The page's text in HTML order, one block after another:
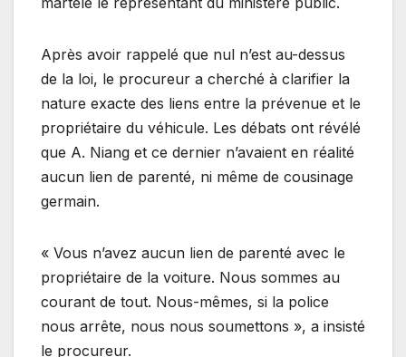
Après avoir rappelé que nul n’est au-dessus
de la loi, le procureur a cherché à clarifier la
nature exacte des liens entre la prévenue et le
propriétaire du véhicule. Les débats ont révélé
que A. Niang et ce dernier n’avaient en réalité
aucun lien de parenté, ni même de cousinage
germain.
« Vous n’avez aucun lien de parenté avec le
propriétaire de la voiture. Nous sommes au
courant de tout. Nous-mêmes, si la police
nous arrête, nous nous soumettons », a insisté
le procureur.